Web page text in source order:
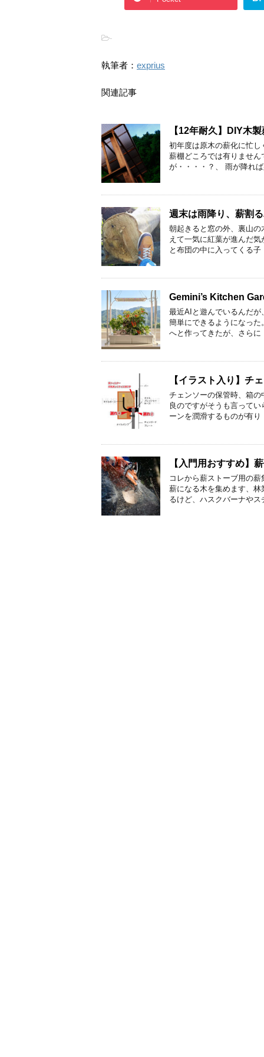
-
執筆者： exprius
関連記事
【12年耐久】DIY木
初年度は原木の薪化に忙し
薪棚どころでは有りませ
が・・・・？、 雨が降れ
週末は雨降り、薪割
朝起きると窓の外、裏山
えて一気に紅葉が進んだ
と布団の中に入ってくる
Gemini’s Kitchen
最近AIと遊んでいるんだ
簡単にできるようになっ
へと作ってきたが、さら
【イラスト入り】チ
チェンソーの保管時、箱
良のですがそうも言って
ーンを潤滑するものが有
【入門用おすすめ】
コレから薪ストーブ用の
薪になる木を集めます、
るけど、ハスクバーナや